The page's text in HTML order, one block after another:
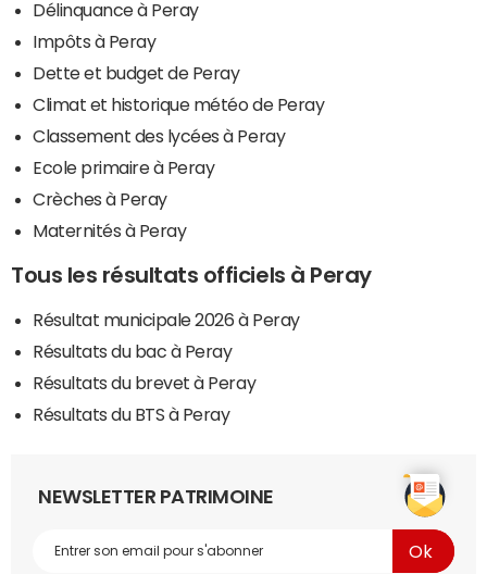
Délinquance à Peray
Impôts à Peray
Dette et budget de Peray
Climat et historique météo de Peray
Classement des lycées à Peray
Ecole primaire à Peray
Crèches à Peray
Maternités à Peray
Tous les résultats officiels à Peray
Résultat municipale 2026 à Peray
Résultats du bac à Peray
Résultats du brevet à Peray
Résultats du BTS à Peray
NEWSLETTER PATRIMOINE